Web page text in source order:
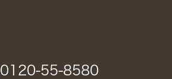
0120-55-8580